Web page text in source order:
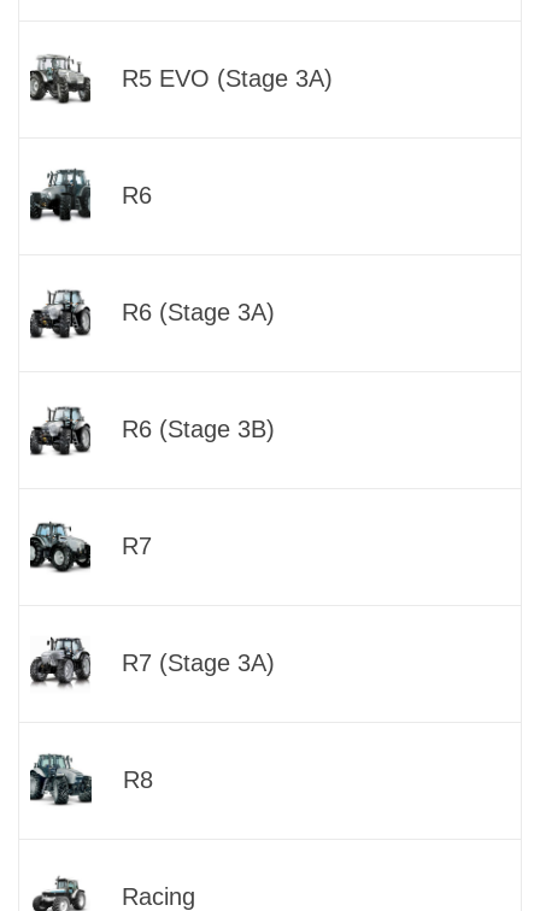
R5 EVO (Stage 3A)
R6
R6 (Stage 3A)
R6 (Stage 3B)
R7
R7 (Stage 3A)
R8
Racing